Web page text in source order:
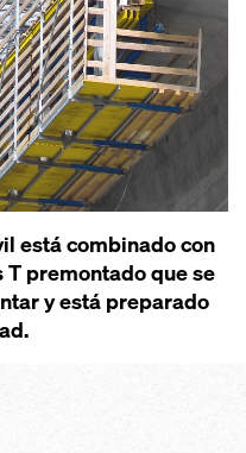
está combinado con
premontado que se
y está preparado